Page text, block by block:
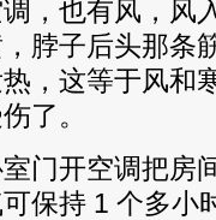
，也有风，风
脖子后头那条
，这等于风和
了。
门开空调把房
保持 1 个多小